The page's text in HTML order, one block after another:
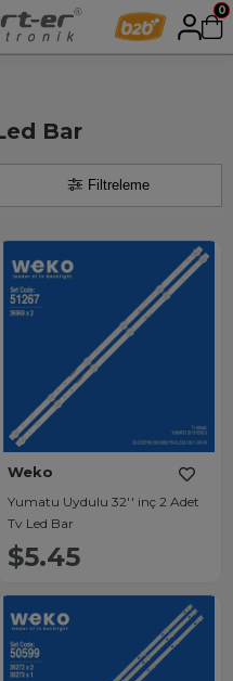
0
Bar
Filtreleme
Weko
Yumatu Uydulu 32'' inç 2 Adet
Tv Led Bar
$5.45